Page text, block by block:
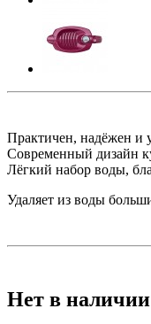
Практичен, надёжен и
Современный дизайн
Лёгкий набор воды,
Удаляет из воды
Нет в наличии